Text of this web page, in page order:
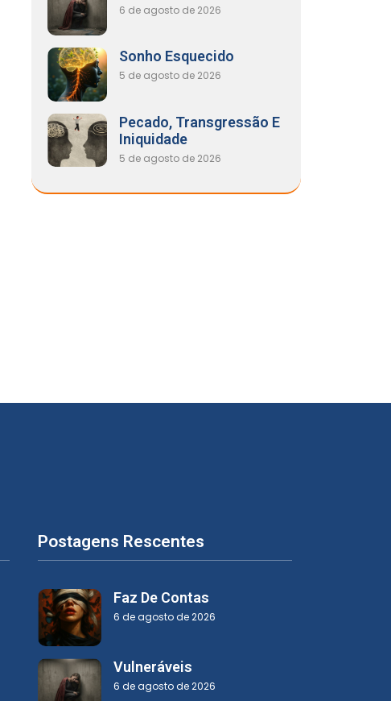
6 de agosto de 2026
Sonho Esquecido
5 de agosto de 2026
Pecado, Transgressão E
Iniquidade
5 de agosto de 2026
Postagens Rescentes
Faz De Contas
6 de agosto de 2026
Vulneráveis
6 de agosto de 2026